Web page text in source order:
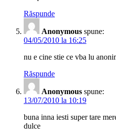
Răspunde
Anonymous spune:
04/05/2010 la 16:25
nu e cine stie ce vba lu
Răspunde
Anonymous spune:
13/07/2010 la 10:19
buna inna iesti super tare
dulce